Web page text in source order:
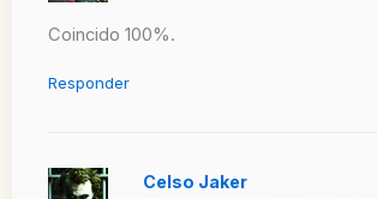
Coincido 100%.
Responder
Celso Jaker